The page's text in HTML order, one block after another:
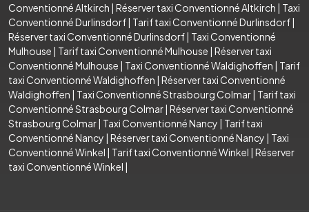
Conventionné Altkirch | Réserver taxi Conventionné Altkirch | Taxi
Conventionné Durlinsdorf| Tarif taxi Conventionné Durlinsdorf|
Réserver taxi Conventionné Durlinsdorf| Taxi Conventionné
Mulhouse | Tarif taxi Conventionné Mulhouse | Réserver taxi
Conventionné Mulhouse | Taxi Conventionné Waldighoffen | Tarif
taxi Conventionné Waldighoffen | Réserver taxi Conventionné
Waldighoffen | Taxi Conventionné Strasbourg Colmar| Tarif taxi
Conventionné Strasbourg Colmar| Réserver taxi Conventionné
Strasbourg Colmar| Taxi Conventionné Nancy | Tarif taxi
Conventionné Nancy | Réserver taxi Conventionné Nancy | Taxi
Conventionné Winkel | Tarif taxi Conventionné Winkel | Réserver
taxi Conventionné Winkel |